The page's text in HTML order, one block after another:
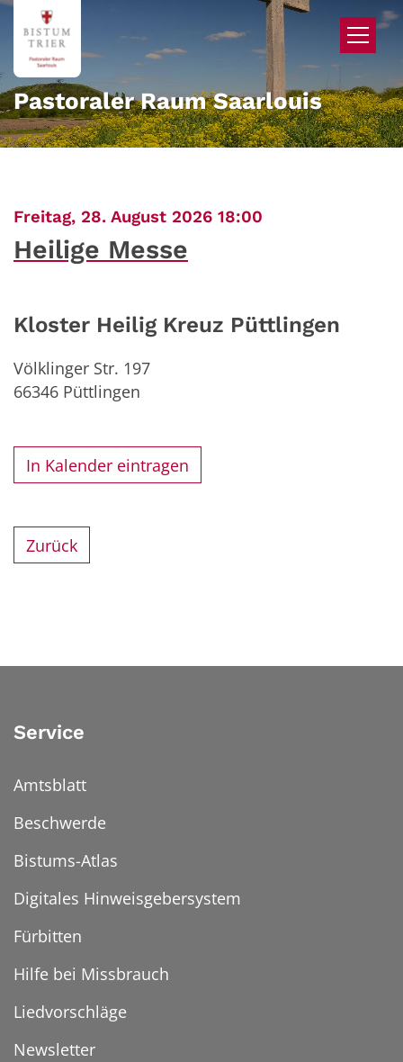
Zum Inhalt springen
Pastoraler Raum Saarlouis
Freitag, 28. August 2026 18:00
Heilige Messe
Kloster Heilig Kreuz Püttlingen
Völklinger Str. 197
66346 Püttlingen
In Kalender eintragen
Zurück
Service
Amtsblatt
Beschwerde
Bistums-Atlas
Digitales Hinweisgebersystem
Fürbitten
Hilfe bei Missbrauch
Liedvorschläge
Newsletter